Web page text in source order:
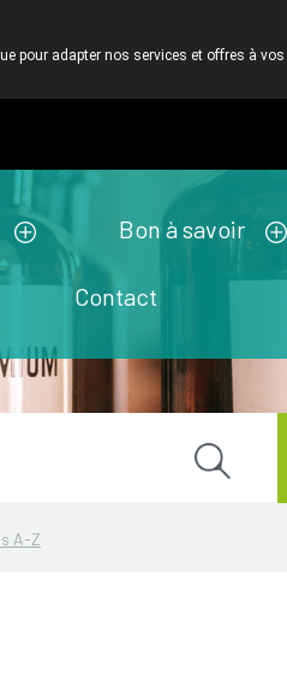
Bon à savoir
Contact
A-Z
pour adapter nos services et offres à